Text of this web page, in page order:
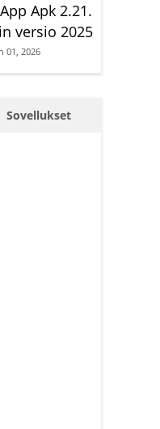
Apk 2.21.
versio 2025
01, 2026
Sovellukset